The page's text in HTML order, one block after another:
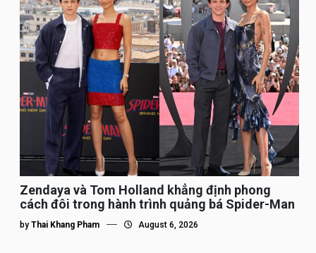
Zendaya và Tom Holland khẳng định phong
cách đôi trong hành trình quảng bá Spider-Man
by Thai Khang Pham August 6, 2026